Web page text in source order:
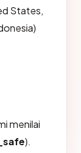
States,
menilai
).